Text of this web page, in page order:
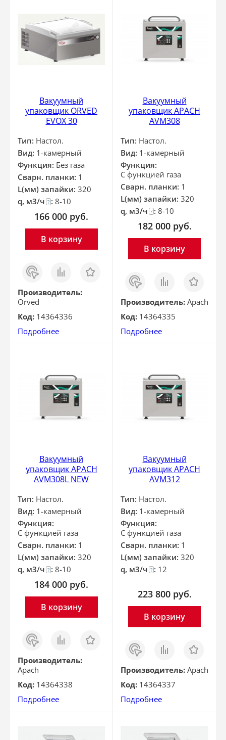
Вакуумный
упаковщик ORVED
EVOX 30
Тип: Настол.
Вид: 1-камерный
Функция: Без газа
Сварн. планки: 1
L(мм) запайки: 320
q, м3/ч ? : 8-10
166 000 руб.
В корзину
Заказ
в 1
клик
Сравнить Отложить
Производитель:
Orved
Код: 14364336
Подробнее
Вакуумный
упаковщик APACH
AVM308
Тип: Настол.
Вид: 1-камерный
Функция:
С функцией газа
Сварн. планки: 1
L(мм) запайки: 320
q, м3/ч ? : 8-10
182 000 руб.
В корзину
Заказ
в 1
клик
Сравнить Отложить
Производитель: Apach
Код: 14364335
Подробнее
Вакуумный
упаковщик APACH
AVM308L NEW
Тип: Настол.
Вид: 1-камерный
Функция:
С функцией газа
Сварн. планки: 1
L(мм) запайки: 320
q, м3/ч ? : 8-10
184 000 руб.
В корзину
Заказ
в 1
клик
Сравнить Отложить
Производитель:
Apach
Код: 14364338
Подробнее
Вакуумный
упаковщик APACH
AVM312
Тип: Настол.
Вид: 1-камерный
Функция:
С функцией газа
Сварн. планки: 1
L(мм) запайки: 320
q, м3/ч ? : 12
223 800 руб.
В корзину
Заказ
в 1
клик
Сравнить Отложить
Производитель: Apach
Код: 14364337
Подробнее